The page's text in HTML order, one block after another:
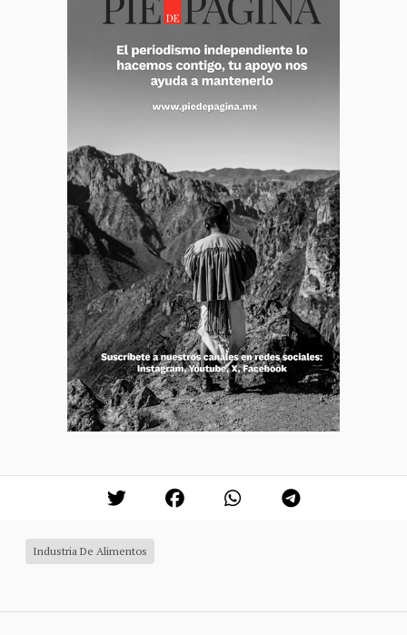
Industria De Alimentos